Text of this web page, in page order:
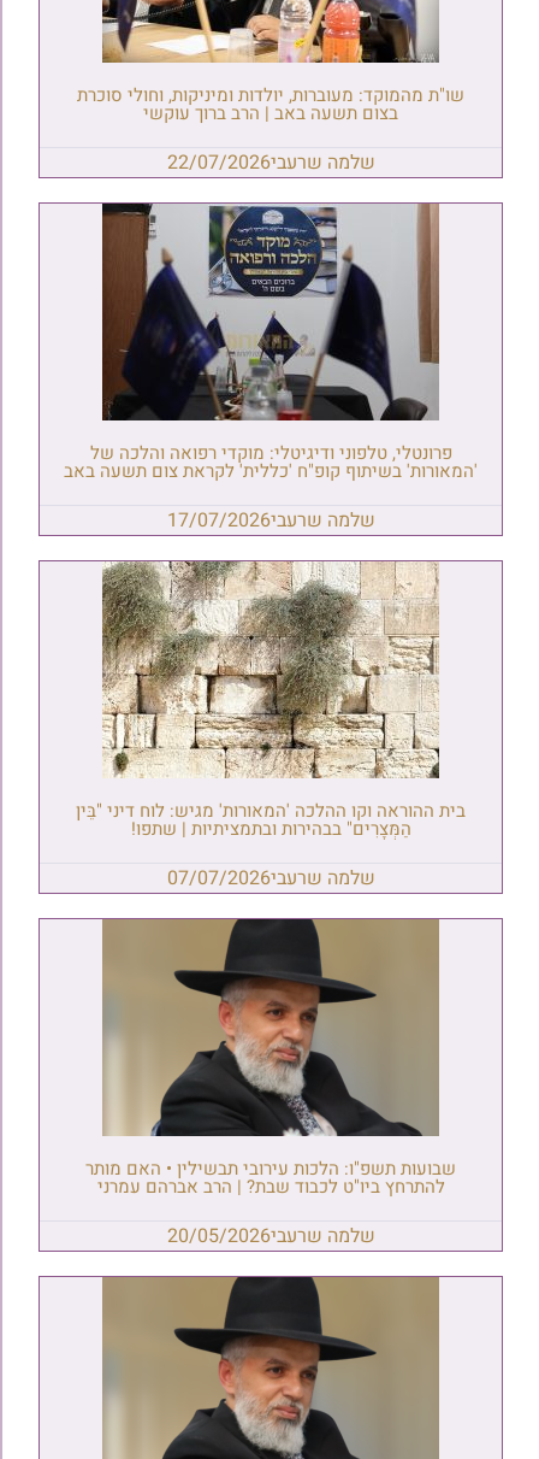
שו"ת מהמוקד: מעוברות, יולדות ומיניקות, וחולי סוכרת
בצום תשעה באב | הרב ברוך עוקשי
שלמה שרעבי22/07/2026
פרונטלי, טלפוני ודיגיטלי: מוקדי רפואה והלכה של
'המאורות' בשיתוף קופ"ח 'כללית' לקראת צום תשעה באב
שלמה שרעבי17/07/2026
בית ההוראה וקו ההלכה 'המאורות' מגיש: לוח דיני "בֵּין
הַמְּצָרִים" בבהירות ובתמציתיות | שתפו!
שלמה שרעבי07/07/2026
שבועות תשפ"ו: הלכות עירובי תבשילין • האם מותר
להתרחץ ביו"ט לכבוד שבת? | הרב אברהם עמרני
שלמה שרעבי20/05/2026